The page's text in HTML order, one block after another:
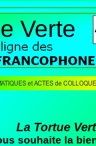
Verte
La Tortue
souhaite la